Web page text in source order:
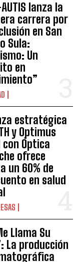
lanza la
carrera por
en San
Sula:
Un
en
estratégica
y Optimus
con Óptica
ofrece
un 60% de
en salud
Llama Su
La producción